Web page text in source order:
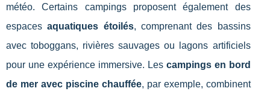
météo. Certains campings proposent également des
espacesaquatiques étoilés, comprenant des bassins
avec toboggans, rivières sauvages ou lagons artificiels
pour une expérience immersive. Les campings en bord
de mer avec piscine chauffée, par exemple, combinent